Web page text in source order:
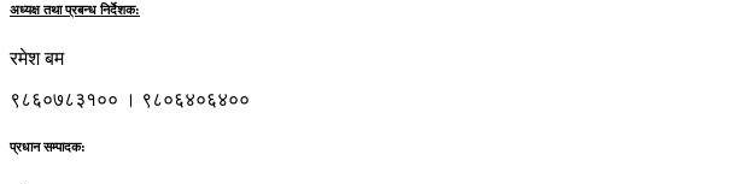
अध्यक्ष तथा प्रबन्ध निर्देशक:
रमेश बम
९८६०७८३१०० । ९८०६४०६४००
प्रधान सम्पादक: